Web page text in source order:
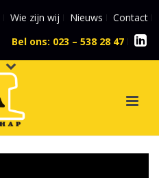
Wie zijn wij Nieuws
Contact
Bel ons: 023 – 538 28 47